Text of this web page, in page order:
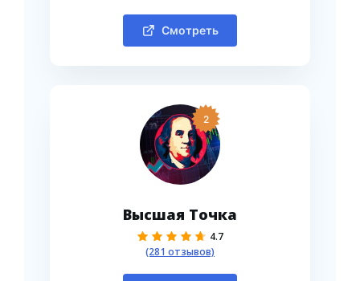
Смотреть
2
Высшая Точка
4.7
(281 отзывов)